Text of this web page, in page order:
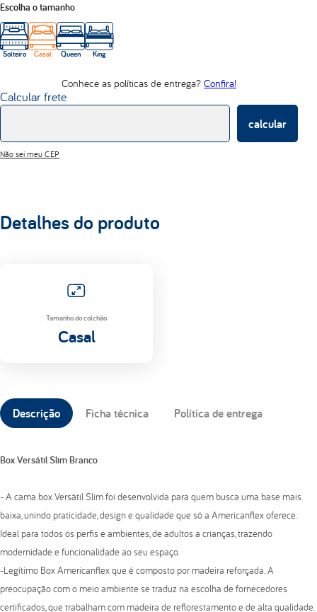
Escolha o tamanho
Solteiro Casal Queen King
Conhece as políticas de entrega? Confira!
Calcular frete
calcular
Não sei meu CEP
Detalhes do produto
Tamanho do colchão
Casal
Descrição Ficha técnica Política de entrega
Box Versátil Slim Branco
- A cama box Versátil Slim foi desenvolvida para quem busca uma base mais
baixa, unindo praticidade, design e qualidade que só a Americanflex oferece.
Ideal para todos os perfis e ambientes, de adultos a crianças, trazendo
modernidade e funcionalidade ao seu espaço.
-Legítimo Box Americanflex que é composto por madeira reforçada. A
preocupação com o meio ambiente se traduz na escolha de fornecedores
certificados, que trabalham com madeira de reflorestamento e de alta qualidade.
abrace